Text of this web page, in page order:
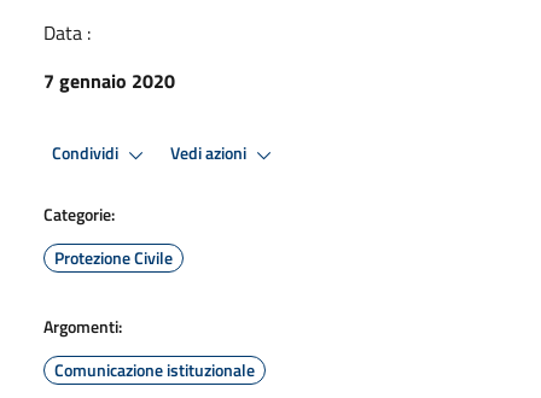
Data :
7 gennaio 2020
Condividi Vedi azioni
Categorie:
Protezione Civile
Argomenti:
Comunicazione istituzionale